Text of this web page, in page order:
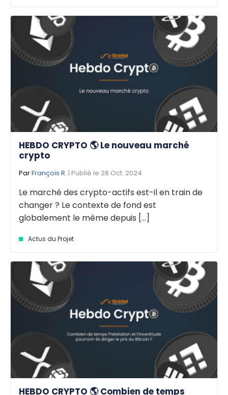
HEBDO CRYPTO 🌎 Le nouveau marché
crypto
ParFrançois R. | Publié le 28 Oct. 2024
Le marché des crypto-actifs est-il en train de
changer ? Le contexte de fond est
globalement le même depuis [...]
Actus du Projet
HEBDO CRYPTO 🌎 Combien de temps